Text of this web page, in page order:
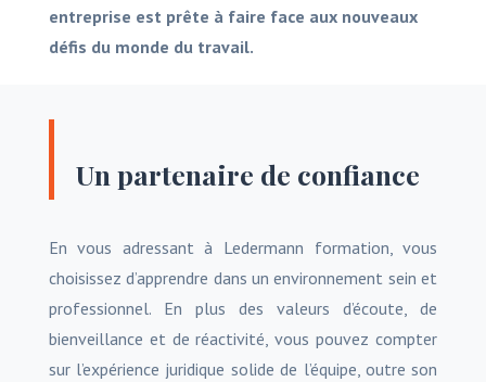
entreprise est prête à faire face aux nouveaux
défis du monde du travail.
Un partenaire de confiance
En vous adressant à Ledermann formation, vous
choisissez d’apprendre dans un environnement sein et
professionnel. En plus des valeurs d’écoute, de
bienveillance et de réactivité, vous pouvez compter
sur l’expérience juridique solide de l’équipe, outre son